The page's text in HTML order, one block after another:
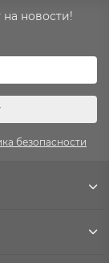
новости!
безопасности